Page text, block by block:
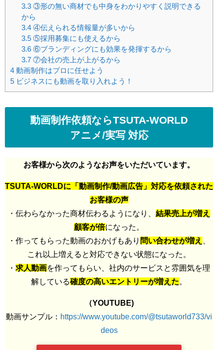
3.3③形の無い商材でも中身をわかりやすく説明できる
から
3.4④伝えられる情報量が多いから
3.5⑤採用募集にも使えるから
3.6⑥ブランディングにも効果を発揮するから
3.7⑦会社の売上が上がるから
4 動画制作はプロに任せよう
5 ビジネスにも動画を取り入れよう！
動画制作依頼ならTSUTA-WORLD
アニメ/実写 対応
お客様から次のようなお声をいただいています。
TSUTA-WORLDに「動画制作/動画広告」対応を依頼された
お客様の声
・伝わらなかった商材伝わるようになり、 結果売上が増え
顧客が倍になった。
・作ってもらった動画のおかげもあり 問い合わせが増え
これ以上増えると対応できない状態になった。
・ 求人動画を作ってもらい、社内のサービスと雰囲気を理
解している確度の高いエントリーが増えた
（YOUTUBE)
動画サンプル： https://www.youtube.com/@tsutaworld733/vi
deos